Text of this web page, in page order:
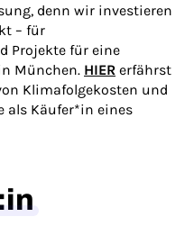
denn wir investieren
– für
Projekte für eine
München. HIER erfährst
Klimafolgekosten und
als Käufer*in eines